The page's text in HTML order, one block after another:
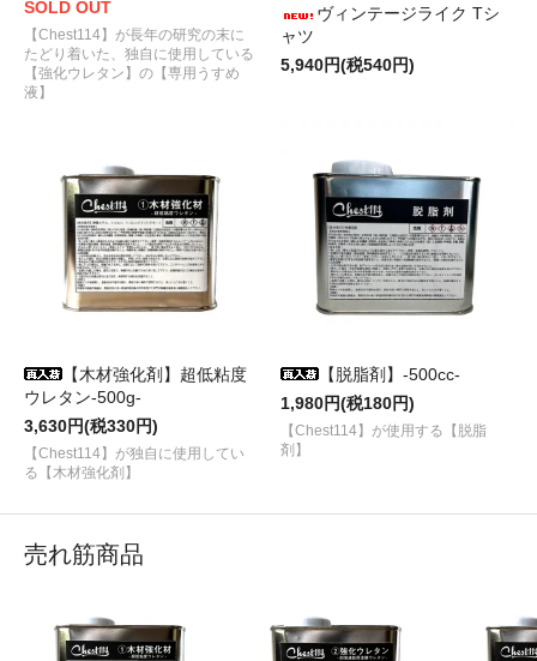
SOLD OUT
【Chest114】が長年の研究の末に
たどり着いた、独自に使用している
【強化ウレタン】の【専用うすめ
液】
ヴィンテージライク Tシ
ャツ
5,940円(税540円)
【木材強化剤】超低粘度
ウレタン-500g-
3,630円(税330円)
【Chest114】が独自に使用してい
る【木材強化剤】
【脱脂剤】-500cc-
1,980円(税180円)
【Chest114】が使用する【脱脂
剤】
売れ筋商品